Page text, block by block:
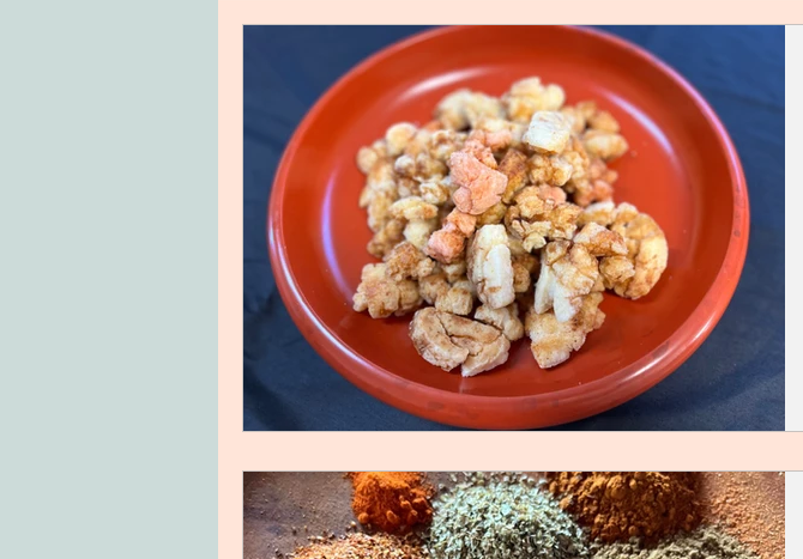
つぶやき おうちごはん
古いもの おかず ごはん 汁物 アメリカ
手仕事 こころ タレ・ソース 和食 リサイクル